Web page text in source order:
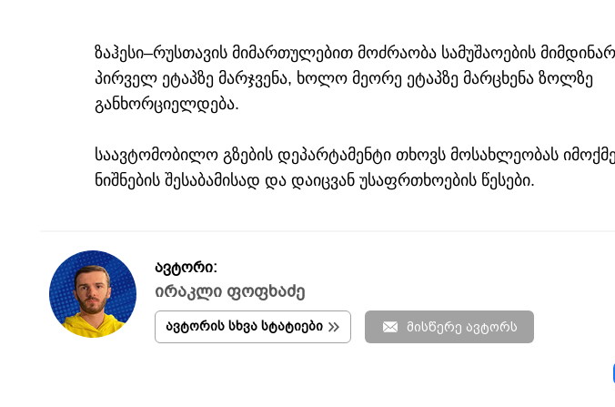
ზაჰესი–რუსთავის მიმართულებით მოძრაობა სამუშაოების
პირველ ეტაპზე მარჯვენა, ხოლო მეორე ეტაპზე მარცხენა ზოლზე
განხორციელდება.
საავტომობილო გზების დეპარტამენტი თხოვს მოსახლეობას
ნიშნების შესაბამისად და დაიცვან უსაფრთხოების წესები.
ავტორი:
ირაკლი ფოფხაძე
ავტორის სხვა სტატიები მისწერე ავტორს